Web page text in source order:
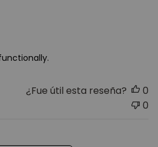
¿Fue útil esta reseña?
0
0